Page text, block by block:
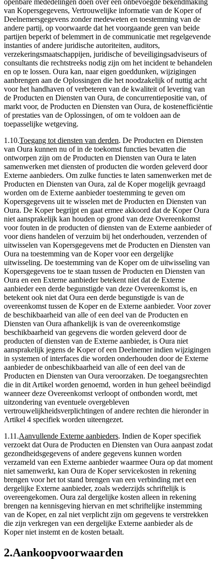
openbare mededelingen doen over een onbevoegde bekendmaking
van Kopersgegevens, Vertrouwelijke informatie van de Koper of
Deelnemersgegevens zonder medeweten en toestemming van de
andere partij, op voorwaarde dat het voorgaande geen van beide
partijen beperkt of belemmert in de communicatie met regelgevende
instanties of andere juridische autoriteiten, auditors,
verzekeringsmaatschappijen, juridische of beveiligingsadviseurs of
consultants die rechtstreeks nodig zijn om het incident te behandelen
en op te lossen. Oura kan, naar eigen goeddunken, wijzigingen
aanbrengen aan de Oplossingen die het noodzakelijk of nuttig acht
voor het handhaven of verbeteren van de kwaliteit of levering van
de Producten en Diensten van Oura, de concurrentiepositie van, of
markt voor, de Producten en Diensten van Oura, de kostenefficiëntie
of prestaties van de Oplossingen, of om te voldoen aan de
toepasselijke wetgeving.
1.10.Toegang tot diensten van derden. De Producten en Diensten
van Oura kunnen nu of in de toekomst functies bevatten die
ontworpen zijn om de Producten en Diensten van Oura te laten
samenwerken met diensten of producten die worden geleverd door
Externe aanbieders. Om zulke functies te laten samenwerken met de
Producten en Diensten van Oura, zal de Koper mogelijk gevraagd
worden om de Externe aanbieder toestemming te geven om
Kopersgegevens uit te wisselen met de Producten en Diensten van
Oura. De Koper begrijpt en gaat ermee akkoord dat de Koper Oura
niet aansprakelijk kan houden op grond van deze Overeenkomst
voor fouten in de producten of diensten van de Externe aanbieder of
voor diens handelen of verzuim bij het onderhouden, verzenden of
uitwisselen van Kopersgegevens met de Producten en Diensten van
Oura na toestemming van de Koper voor een dergelijke
uitwisseling. De toestemming van de Koper om de uitwisseling van
Kopersgegevens toe te staan tussen de Producten en Diensten van
Oura en een Externe aanbieder betekent niet dat de Externe
aanbieder een derde begunstigde van deze Overeenkomst is, en
betekent ook niet dat Oura een derde begunstigde is van de
overeenkomst tussen de Koper en de Externe aanbieder. Voor zover
de beschikbaarheid van alle of een deel van de Producten en
Diensten van Oura afhankelijk is van de overeenkomstige
beschikbaarheid van gegevens die worden geleverd door de
producten of diensten van de Externe aanbieder, is Oura niet
aansprakelijk jegens de Koper of een Deelnemer indien wijzigingen
in systemen of interfaces die worden onderhouden door de Externe
aanbieder de onbeschikbaarheid van alle of een deel van de
Producten en Diensten van Oura veroorzaken. De toegangsrechten
die in dit Artikel worden genoemd, worden in hun geheel beëindigd
wanneer deze Overeenkomst verloopt of ontbonden wordt, met
uitzondering van eventuele overgebleven
vertrouwelijkheidsverplichtingen of andere rechten die hieronder in
Artikel 4 specifiek worden uiteengezet.
1.11 .Aanvullende Externe aanbieders. Indien de Koper specifiek
verzoekt dat Oura de Producten en Diensten van Oura aanpast zodat
gezondheidsgegevens of andere gegevens kunnen worden
verzameld van een Externe aanbieder waarmee Oura op dat moment
niet samenwerkt, kan Oura de Koper servicekosten in rekening
brengen voor het tot stand brengen van een verbinding met een
dergelijke Externe aanbieder, zoals wederzijds schriftelijk is
overeengekomen. Oura zal dergelijke kosten alleen in rekening
brengen na kennisgeving hiervan en met schriftelijke instemming
van de Koper, en zal niet verplicht zijn om gegevens te verstrekken
die zijn verkregen van een dergelijke Externe aanbieder als de
Koper niet instemt en de kosten betaalt.
2.Aankoopvoorwaarden